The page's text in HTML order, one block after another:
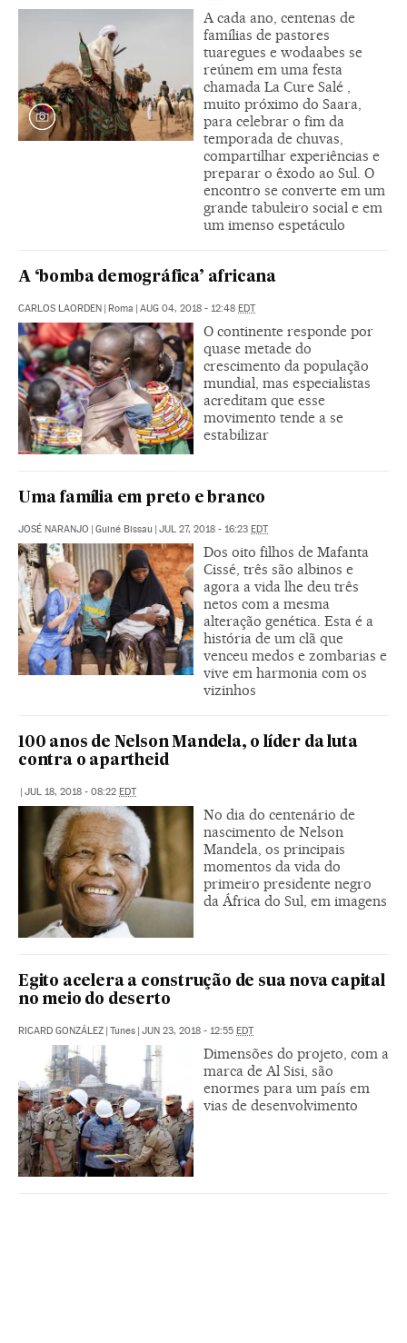
A cada ano, centenas de
famílias de pastores
tuaregues e wodaabes se
reúnem em uma festa
chamada La Cure Salé ,
muito próximo do Saara,
para celebrar o fim da
temporada de chuvas,
compartilhar experiências e
preparar o êxodo ao Sul. O
encontro se converte em um
grande tabuleiro social e em
um imenso espetáculo
A ‘bomba demográfica’ africana
CARLOS LAORDEN | Roma | AUG 04, 2018 - 12:48 EDT
O continente responde por
quase metade do
crescimento da população
mundial, mas especialistas
acreditam que esse
movimento tende a se
estabilizar
Uma família em preto e branco
JOSÉ NARANJO | Guiné Bissau | JUL 27, 2018 - 16:23 EDT
Dos oito filhos de Mafanta
Cissé, três são albinos e
agora a vida lhe deu três
netos com a mesma
alteração genética. Esta é a
história de um clã que
venceu medos e zombarias e
vive em harmonia com os
vizinhos
100 anos de Nelson Mandela, o líder da luta
contra o apartheid
| JUL 18, 2018 - 08:22 EDT
No dia do centenário de
nascimento de Nelson
Mandela, os principais
momentos da vida do
primeiro presidente negro
da África do Sul, em imagens
Egito acelera a construção de sua nova capital
no meio do deserto
RICARD GONZÁLEZ | Tunes | JUN 23, 2018 - 12:55 EDT
Dimensões do projeto, com a
marca de Al Sisi, são
enormes para um país em
vias de desenvolvimento